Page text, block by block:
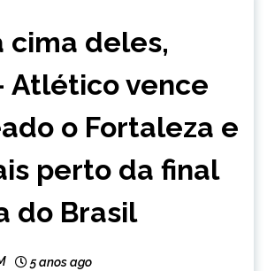
cima deles,
Atlético vence
o Fortaleza e
perto da final
do Brasil
5 anos ago